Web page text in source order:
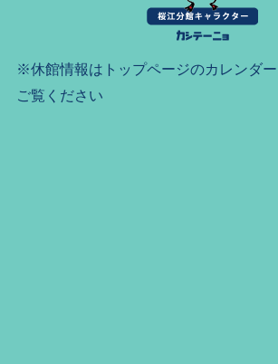
※休館情報はトップページのカレンダ
ご覧ください